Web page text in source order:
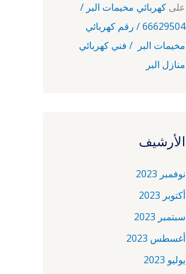
على كهربائي مخيمات البر /
66629504 / رقم كهربائي
مخيمات البر / فني كهربائي
منازل البر
الأرشيف
نوفمبر 2023
أكتوبر 2023
سبتمبر 2023
أغسطس 2023
يوليو 2023